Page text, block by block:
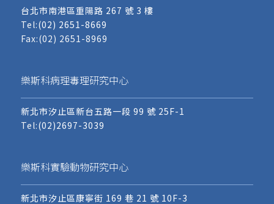
台北市南港區重陽路 267 號 3 樓
Tel:(02) 2651-8669
Fax:(02) 2651-8969
樂斯科病理毒理研究中心
新北市汐止區新台五路一段 99 號 25F-1
Tel:(02)2697-3039
樂斯科實驗動物研究中心
新北市汐止區康寧街 169 巷 21 號 10F-3